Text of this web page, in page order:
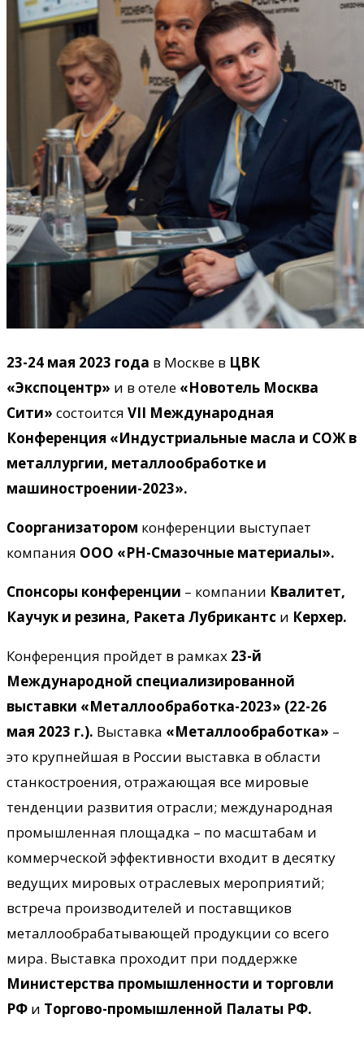
23-24 мая 2023 года в Москве в ЦВК
«Экспоцентр» и в отеле «Новотель Москва
Сити» состоится VII Международная
Конференция «Индустриальные масла и СОЖ в
металлургии, металлообработке и
машиностроении-2023».
Соорганизатором конференции выступает
компания ООО «РН-Смазочные материалы».
Спонсоры конференции – компании Квалитет,
Каучук и резина, Ракета Лубрикантс и Керхер.
Конференция пройдет в рамках 23-й
Международной специализированной
выставки «Металлообработка-2023» (22-26
мая 2023 г.). Выставка «Металлообработка» –
это крупнейшая в России выставка в области
станкостроения, отражающая все мировые
тенденции развития отрасли; международная
промышленная площадка – по масштабам и
коммерческой эффективности входит в десятку
ведущих мировых отраслевых мероприятий;
встреча производителей и поставщиков
металлообрабатывающей продукции со всего
мира. Выставка проходит при поддержке
Министерства промышленности и торговли
РФ и Торгово-промышленной Палаты РФ.